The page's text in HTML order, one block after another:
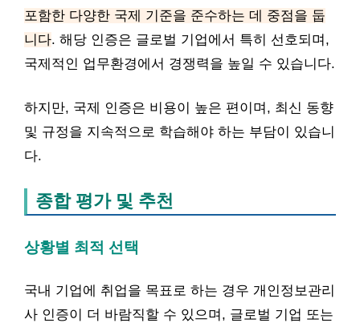
포함한 다양한 국제 기준을 준수하는 데 중점을 둡
니다. 해당 인증은 글로벌 기업에서 특히 선호되며,
국제적인 업무환경에서 경쟁력을 높일 수 있습니다.
하지만, 국제 인증은 비용이 높은 편이며, 최신 동향
및 규정을 지속적으로 학습해야 하는 부담이 있습니
다.
종합 평가 및 추천
상황별 최적 선택
국내 기업에 취업을 목표로 하는 경우 개인정보관리
사 인증이 더 바람직할 수 있으며, 글로벌 기업 또는